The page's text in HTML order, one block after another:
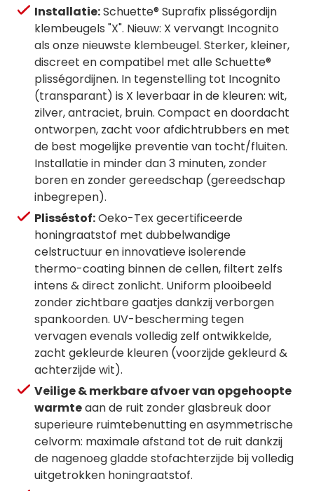
Installatie:Schuette® Suprafix plisségordijn
klembeugels "X". Nieuw: X vervangt Incognito
als onze nieuwste klembeugel. Sterker, kleiner,
discreet en compatibel met alle Schuette®
plisségordijnen. In tegenstelling tot Incognito
(transparant) is X leverbaar in de kleuren: wit,
zilver, antraciet, bruin. Compact en doordacht
ontworpen, zacht voor afdichtrubbers en met
de best mogelijke preventie van tocht/fluiten.
Installatie in minder dan 3 minuten, zonder
boren en zonder gereedschap (gereedschap
inbegrepen).
Plisséstof:Oeko-Tex gecertificeerde
honingraatstof met dubbelwandige
celstructuur en innovatieve isolerende
thermo-coating binnen de cellen, filtert zelfs
intens & direct zonlicht. Uniform plooibeeld
zonder zichtbare gaatjes dankzij verborgen
spankoorden. UV-bescherming tegen
vervagen evenals volledig zelf ontwikkelde,
zacht gekleurde kleuren (voorzijde gekleurd &
achterzijde wit).
Veilige & merkbare afvoer van opgehoopte
warmteaan de ruit zonder glasbreuk door
superieure ruimtebenutting en asymmetrische
celvorm: maximale afstand tot de ruit dankzij
de nagenoeg gladde stofachterzijde bij volledig
uitgetrokken honingraatstof.